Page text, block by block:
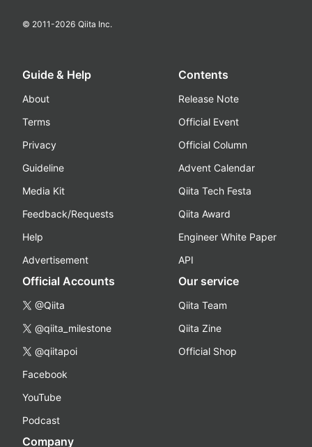
© 2011-2026 Qiita Inc.
Guide & Help
About
Terms
Privacy
Guideline
Media Kit
Feedback/Requests
Help
Advertisement
Contents
Release Note
Official Event
Official Column
Advent Calendar
Qiita Tech Festa
Qiita Award
Engineer White Paper
API
Official Accounts
@Qiita
@qiita_milestone
@qiitapoi
Facebook
YouTube
Podcast
Our service
Qiita Team
Qiita Zine
Official Shop
Company